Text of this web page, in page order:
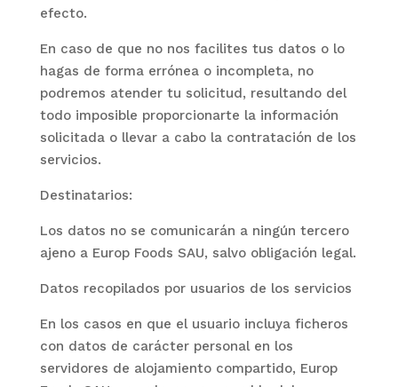
efecto.
En caso de que no nos facilites tus datos o lo
hagas de forma errónea o incompleta, no
podremos atender tu solicitud, resultando del
todo imposible proporcionarte la información
solicitada o llevar a cabo la contratación de los
servicios.
Destinatarios:
Los datos no se comunicarán a ningún tercero
ajeno a Europ Foods SAU, salvo obligación legal.
Datos recopilados por usuarios de los servicios
En los casos en que el usuario incluya ficheros
con datos de carácter personal en los
servidores de alojamiento compartido, Europ